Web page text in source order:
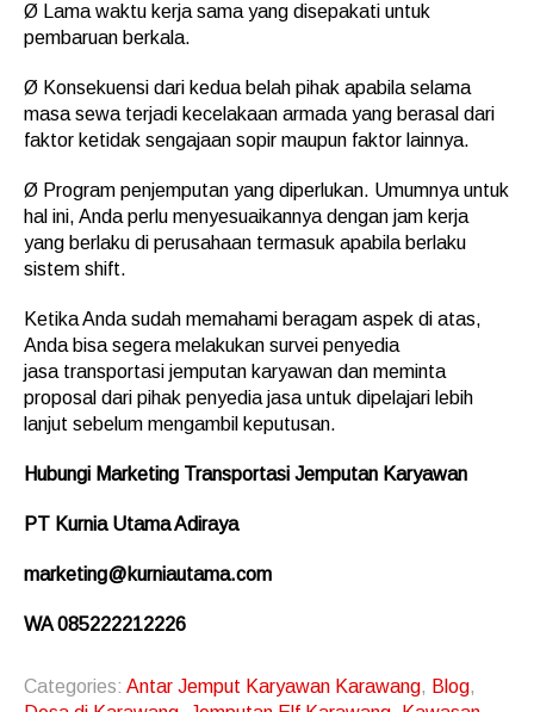
Ø Lama waktu kerja sama yang disepakati untuk
pembaruan berkala.
Ø Konsekuensi dari kedua belah pihak apabila selama
masa sewa terjadi kecelakaan armada yang berasal dari
faktor ketidak sengajaan sopir maupun faktor lainnya.
Ø Program penjemputan yang diperlukan. Umumnya untuk
hal ini, Anda perlu menyesuaikannya dengan jam kerja
yang berlaku di perusahaan termasuk apabila berlaku
sistem shift.
Ketika Anda sudah memahami beragam aspek di atas,
Anda bisa segera melakukan survei penyedia
jasa transportasi jemputan karyawan dan meminta
proposal dari pihak penyedia jasa untuk dipelajari lebih
lanjut sebelum mengambil keputusan.
Hubungi Marketing Transportasi Jemputan Karyawan
PT Kurnia Utama Adiraya
marketing@kurniautama.com
WA 085222212226
Categories: Antar Jemput Karyawan Karawang, Blog,